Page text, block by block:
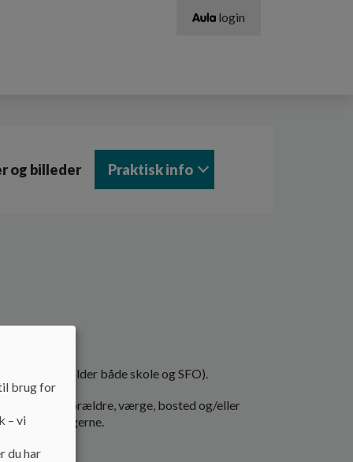
login
og billeder Praktisk info
hos os (gælder både skole og SFO).
fra forældre, værge, bosted og/eller
udleveringerne.
brug for
– vi
du har